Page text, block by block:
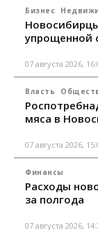
Бизнес
упрощенной
07 августа 2026,
Власть
мяса в
07 августа 2026,
Финансы
Расходы
за полгода
07 августа 2026,